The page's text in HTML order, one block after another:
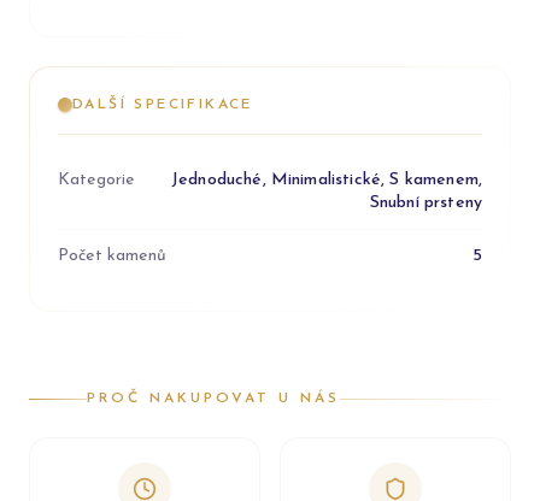
DALŠÍ SPECIFIKACE
Kategorie
Jednoduché, Minimalistické, S kamenem,
Snubní prsteny
Počet kamenů 5
PROČ NAKUPOVAT U NÁS